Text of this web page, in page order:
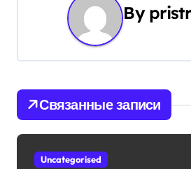
п
о
By
Связанные записи
Uncategorised